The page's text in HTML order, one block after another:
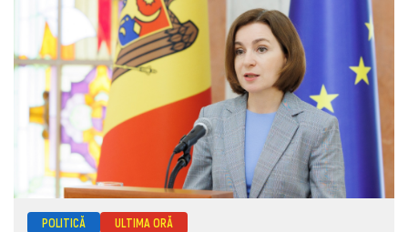
POLITICĂ ULTIMA ORĂ